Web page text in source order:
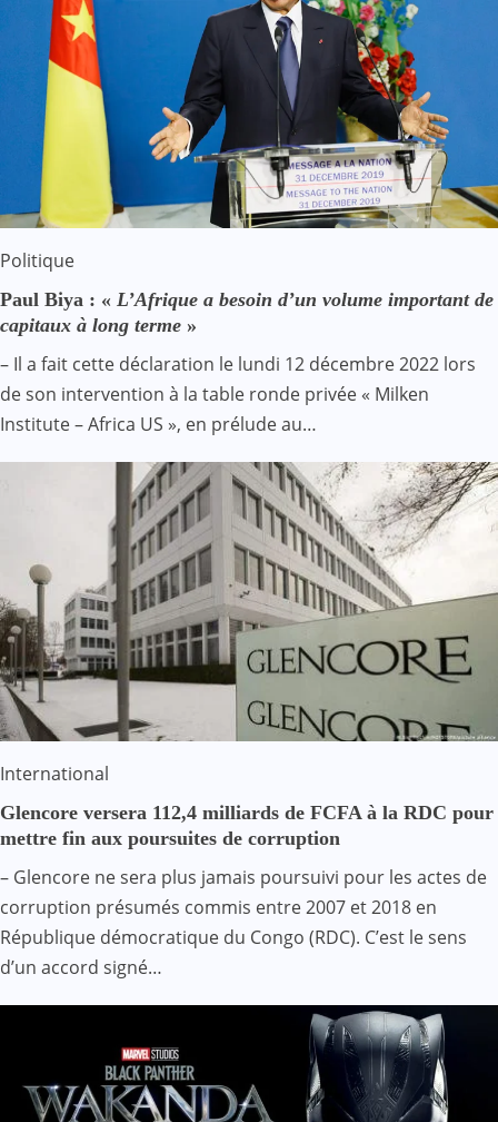
Politique
Paul Biya : « L’Afrique a besoin d’un volume important de
capitaux à long terme »
– Il a fait cette déclaration le lundi 12 décembre 2022 lors
de son intervention à la table ronde privée « Milken
Institute – Africa US », en prélude au…
International
Glencore versera 112,4 milliards de FCFA à la RDC pour
mettre fin aux poursuites de corruption
– Glencore ne sera plus jamais poursuivi pour les actes de
corruption présumés commis entre 2007 et 2018 en
République démocratique du Congo (RDC). C’est le sens
d’un accord signé…